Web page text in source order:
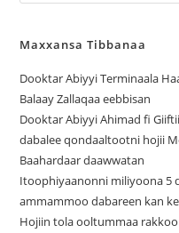
Maxxansa Tibbanaa
Dooktar Abiyyi Terminaala
Balaay Zallaqaa eebbisan
Dooktar Abiyyi Ahimad fi
dabalee qondaaltootni hojii
Baahardaar daawwatan
Itoophiyaanonni miliyoona 5
ammammoo dabareen kan
Hojiin tola ooltummaa